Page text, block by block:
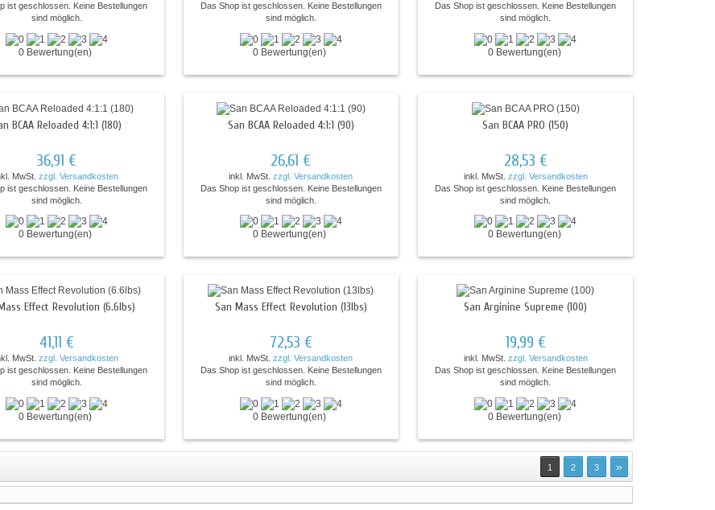
ist geschlossen. Keine Bestellungen
sind möglich.
0 Bewertung(en)
Das Shop ist geschlossen. Keine Bestellungen
sind möglich.
0 Bewertung(en)
Das Shop ist geschlossen. Keine Bestellungen
sind möglich.
0 Bewertung(en)
BCAA Reloaded 4:1:1 (180)
36,91 €
MwSt.zzgl. Versandkosten
ist geschlossen. Keine Bestellungen
sind möglich.
0 Bewertung(en)
San BCAA Reloaded 4:1:1 (90)
26,61 €
inkl. MwSt.zzgl. Versandkosten
Das Shop ist geschlossen. Keine Bestellungen
sind möglich.
0 Bewertung(en)
San BCAA PRO (150)
28,53 €
inkl. MwSt. zzgl. Versandkosten
Das Shop ist geschlossen. Keine Bestellungen
sind möglich.
0 Bewertung(en)
Effect Revolution (6.6lbs)
41,11 €
MwSt.zzgl. Versandkosten
ist geschlossen. Keine Bestellungen
sind möglich.
0 Bewertung(en)
San Mass Effect Revolution (13lbs)
72,53 €
inkl. MwSt.zzgl. Versandkosten
Das Shop ist geschlossen. Keine Bestellungen
sind möglich.
0 Bewertung(en)
San Arginine Supreme (100)
19,99 €
inkl. MwSt. zzgl. Versandkosten
Das Shop ist geschlossen. Keine Bestellungen
sind möglich.
0 Bewertung(en)
1 2 3 »